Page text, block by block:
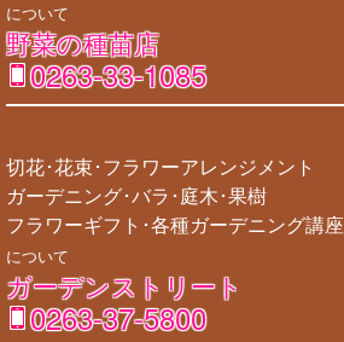
について
野菜の種苗店
0263-33-1085
切花･花束･フラワーアレンジメント
ガーデニング･バラ･庭木･果樹
フラワーギフト･各種ガーデニング講座
について
ガーデンストリート
0263-37-5800